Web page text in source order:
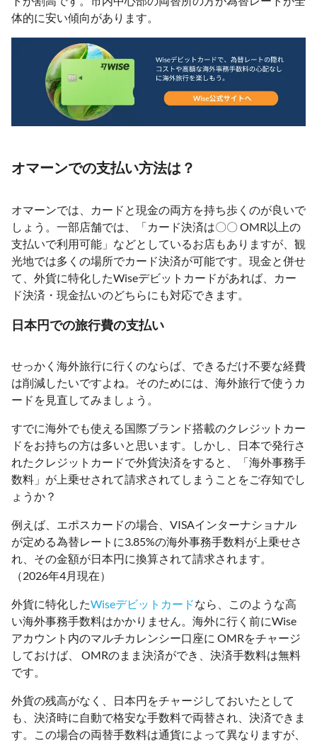
体的に安い傾向があります。
オマーンでの支払い方法は？
オマーンでは、カードと現金の両方を持ち歩くのが良いで
しょう。一部店舗では、「カード決済は〇〇 OMR以上の
支払いで利用可能」などとしているお店もありますが、観
光地では多くの場所でカード決済が可能です。現金と併せ
て、外貨に特化したWiseデビットカードがあれば、カー
ド決済・現金払いのどちらにも対応できます。
日本円での旅行費の支払い
せっかく海外旅行に行くのならば、できるだけ不要な経費
は削減したいですよね。そのためには、海外旅行で使うカ
ードを見直してみましょう。
すでに海外でも使える国際ブランド搭載のクレジットカー
ドをお持ちの方は多いと思います。しかし、日本で発行さ
れたクレジットカードで外貨決済をすると、「海外事務手
数料」が上乗せされて請求されてしまうことをご存知でし
ょうか？
例えば、エポスカードの場合、VISAインターナショナル
が定める為替レートに3.85%の海外事務手数料が上乗せさ
れ、その金額が日本円に換算されて請求されます。
（2026年4月現在）
外貨に特化したWiseデビットカードなら、このような高
い海外事務手数料はかかりません。海外に行く前にWise
アカウント内のマルチカレンシー口座に OMRをチャージ
しておけば、 OMRのまま決済ができ、決済手数料は無料
です。
外貨の残高がなく、日本円をチャージしておいたとして
も、決済時に自動で格安な手数料で両替され、決済できま
す。この場合の両替手数料は通貨によって異なりますが、